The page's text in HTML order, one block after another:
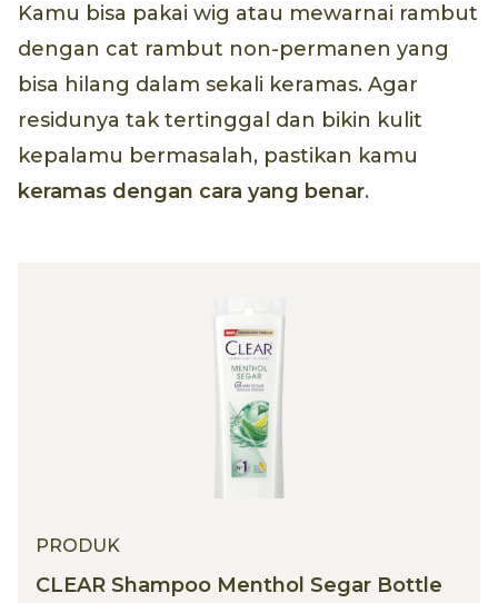
Kamu bisa pakai wig atau mewarnai rambut
dengan cat rambut non-permanen yang
bisa hilang dalam sekali keramas. Agar
residunya tak tertinggal dan bikin kulit
kepalamu bermasalah, pastikan kamu
keramas dengan cara yang benar.
PRODUK
CLEAR Shampoo Menthol Segar Bottle